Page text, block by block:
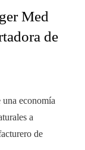
Med
de
una economía
a
de